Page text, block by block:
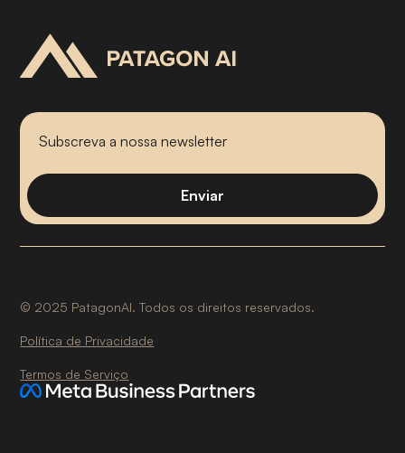
© 2025 PatagonAI. Todos os direitos reservados.
Política de Privacidade
Termos de Serviço